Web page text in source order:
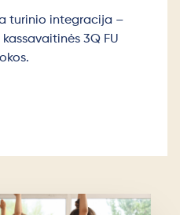
turinio integracija –
3Q FU